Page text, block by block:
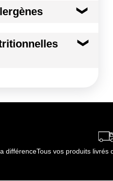
transmises
26 kj
0.10 g
différenceTous vos produits livrés